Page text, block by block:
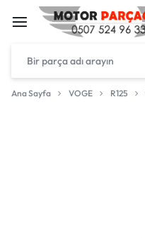
Ana Sayfa VOGE R125